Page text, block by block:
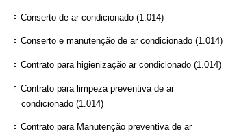
Conserto de ar condicionado (1.014)
Conserto e manutenção de ar condicionado (1.014)
Contrato para higienização ar condicionado (1.014)
Contrato para limpeza preventiva de ar
condicionado (1.014)
Contrato para Manutenção preventiva de ar